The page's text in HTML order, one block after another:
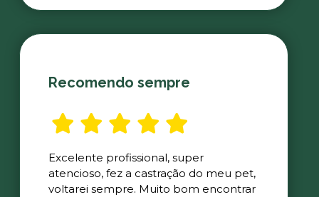
Recomendo sempre
Excelente profissional, super
atencioso, fez a castração do meu pet,
voltarei sempre. Muito bom encontrar